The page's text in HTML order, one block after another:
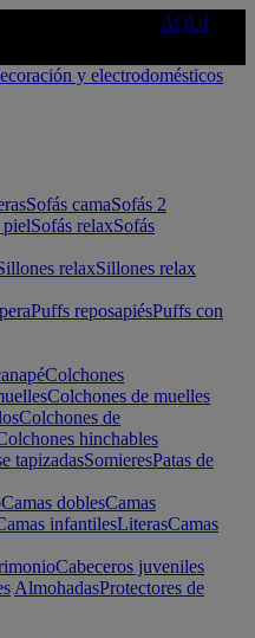
AQUÍ
Sofás camaSofás 2
pielSofás relaxSofás
relaxSillones relax
Puffs reposapiésPuffs con
Colchones
Colchones de muelles
Colchones de
hinchables
tapizadasSomieresPatas de
Camas doblesCamas
infantilesLiterasCamas
Cabeceros juveniles
AlmohadasProtectores de